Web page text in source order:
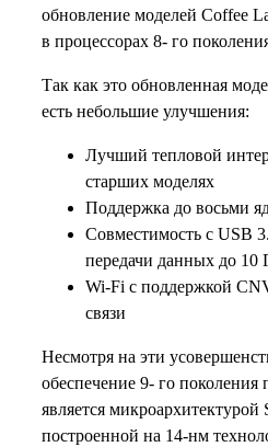
обновление моделей Coffee
в процессорах 8- го
Так как это обновленная
есть небольшие улучшения:
Лучший тепловой
старших моделях
Поддержка до восьми
Совместимость с USB
передачи данных до 10
Wi-Fi с поддержкой
связи
Несмотря на эти
обеспечение 9- го поколения
является
построенной на 14-нм